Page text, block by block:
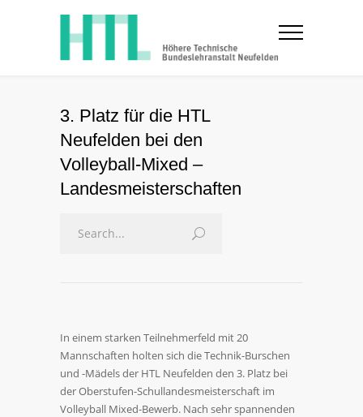
3. Platz für die HTL
Neufelden bei den
Volleyball-Mixed –
Landesmeisterschaften
In einem starken Teilnehmerfeld mit 20
Mannschaften holten sich die Technik-Burschen
und -Mädels der HTL Neufelden den 3. Platz bei
der Oberstufen-Schullandesmeisterschaft im
Volleyball Mixed-Bewerb. Nach sehr spannenden